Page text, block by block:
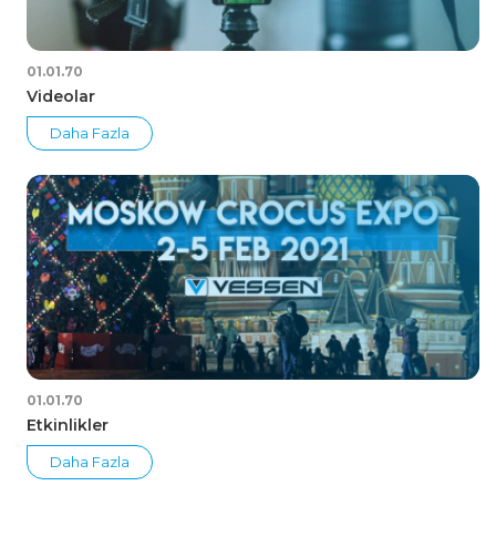
01.01.70
Videolar
Daha Fazla
01.01.70
Etkinlikler
Daha Fazla